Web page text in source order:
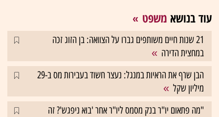
עוד בנושא משפט
21 שנות חיים משותפים גברו על הצוואה: בן הזוג זכה
במחצית הדירה
הבן שרף את הראיות במנגל: נעצר חשוד בעבירות מס ב-29
מיליון שקל
"מה פתאום יו"ר בנק מסמס ליו"ר אחר 'בוא ניפגש'? זה